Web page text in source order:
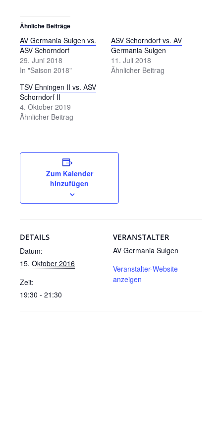
Ähnliche Beiträge
AV Germania Sulgen vs.
ASV Schorndorf
29. Juni 2018
In "Saison 2018"
ASV Schorndorf vs. AV
Germania Sulgen
11. Juli 2018
Ähnlicher Beitrag
TSV Ehningen II vs. ASV
Schorndorf II
4. Oktober 2019
Ähnlicher Beitrag
Zum Kalender
hinzufügen
DETAILS
Datum:
15. Oktober 2016
Zeit:
19:30 - 21:30
VERANSTALTER
AV Germania Sulgen
Veranstalter-Website
anzeigen